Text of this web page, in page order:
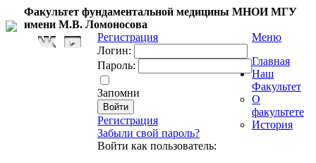
Факультет фундаментальной медицины МНОИ МГУ
имени М.В. Ломоносова
Регистрация
Логин:
Пароль:
Запомни
Регистрация
Забыли свой пароль?
Войти как пользователь:
Меню
Главная
Наш
Факультет
О
факультете
История